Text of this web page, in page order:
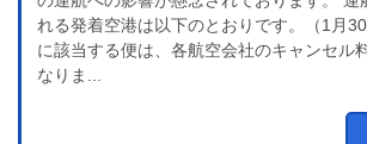
れる発着空港は以下のとおりです。（1月
に該当する便は、各航空会社のキャンセル
なりま...